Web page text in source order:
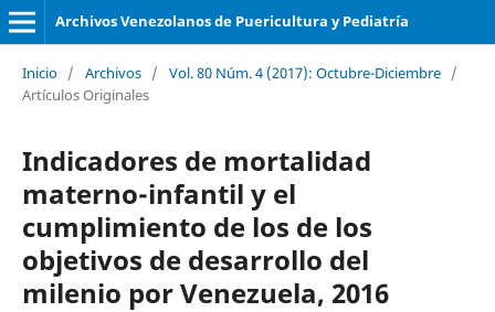
Archivos Venezolanos de Puericultura y Pediatría
Inicio / Archivos / Vol. 80 Núm. 4 (2017): Octubre-Diciembre /
Artículos Originales
Indicadores de mortalidad
materno-infantil y el
cumplimiento de los de los
objetivos de desarrollo del
milenio por Venezuela, 2016